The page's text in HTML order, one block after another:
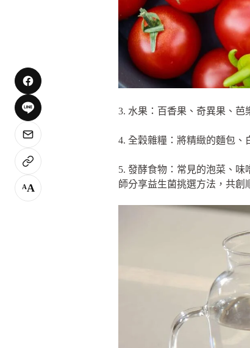
3. 水果：百香果、奇異果、芭
4. 全穀雜糧：將精緻的麵包、
5. 發酵食物：常見的泡菜、
師分享益生菌挑選方法，共創
AA